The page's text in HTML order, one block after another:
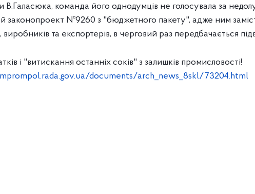
В.Галасюка, команда його однодумців не голосувала за
законопроект №9260 з "бюджетного пакету", адже ним
виробників та експортерів, в черговий раз передбачається
і "витискання останніх соків" з залишків промисловості!
documents/arch_news_8skl/73204.html